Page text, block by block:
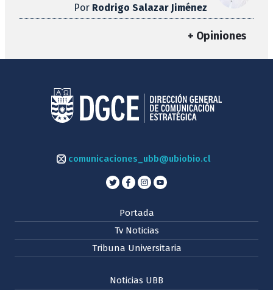
Por Rodrigo Salazar Jiménez
+ Opiniones
comunicaciones_ubb@ubiobio.cl
Portada
Tv Noticias
Tribuna Universitaria
Noticias UBB